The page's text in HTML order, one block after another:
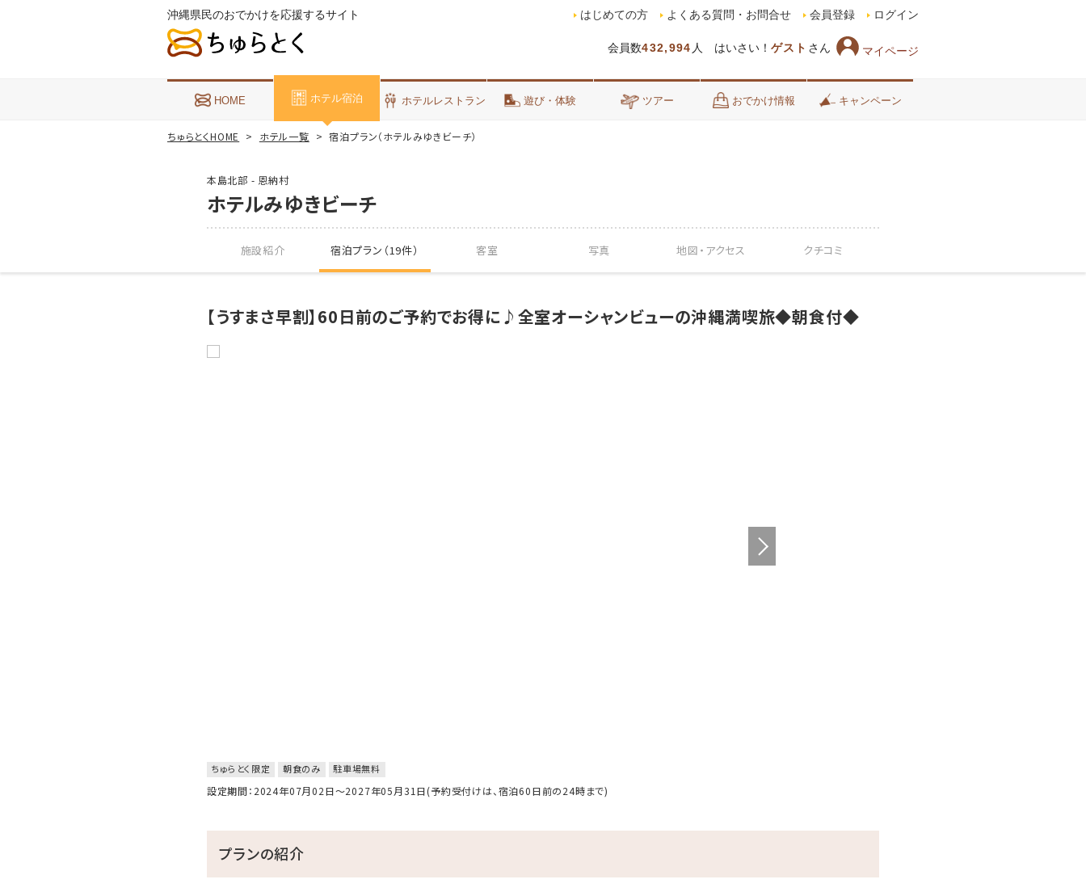
沖縄県民のおでかけを応援するサイト
会員数432,994 人 はいさい！ ゲスト さん マイページ
はじめての方 よくある質問・お問合せ 会員登録 ログイン
HOME ホテル宿泊 ホテルレストラン 遊び・体験 ツアー おでかけ情報 キャンペーン
ちゅらとくHOME ホテル一覧 宿泊プラン（ホテルみゆきビーチ）
本島北部 - 恩納村
ホテルみゆきビーチ
施設紹介 宿泊プラン（19件） 客室 写真 地図・ アクセス クチコミ
【うすまさ早割】60日前のご予約でお得に♪全室オーシャンビューの沖縄満喫旅◆朝食付◆
ちゅらとく限定 朝食のみ 駐車場無料
設定期間：2024年07月02日～2027年05月31日(予約受付けは、宿泊60日前の24時まで)
プランの紹介